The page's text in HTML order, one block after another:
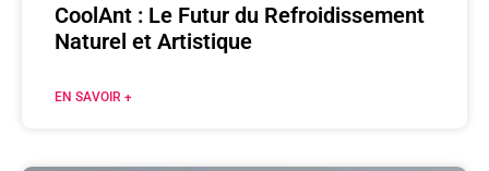
CoolAnt : Le Futur du Refroidissement
Naturel et Artistique
EN SAVOIR +